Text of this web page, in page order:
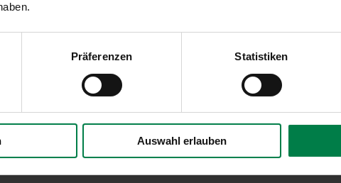
Präferenzen Statistiken
Auswahl erlauben